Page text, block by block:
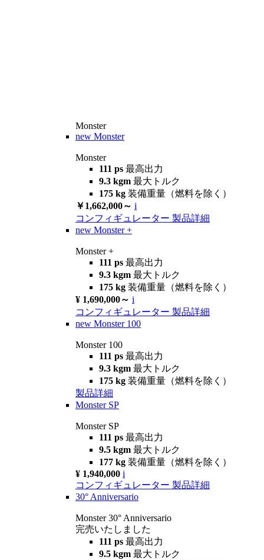
Monster
new Monster
Monster
111 ps 最高出力
9.3 kgm 最大トルク
175 kg 装備重量（燃料を除く）
￥1,662,000～ i
コンフィギュレーター 製品詳細
new Monster +
Monster +
111 ps 最高出力
9.3 kgm 最大トルク
175 kg 装備重量（燃料を除く）
¥ 1,690,000～ i
コンフィギュレーター 製品詳細
new Monster 100
Monster 100
111 ps 最高出力
9.3 kgm 最大トルク
175 kg 装備重量（燃料を除く）
製品詳細
Monster SP
Monster SP
111 ps 最高出力
9.5 kgm 最大トルク
177 kg 装備重量（燃料を除く）
¥ 1,940,000 i
コンフィギュレーター 製品詳細
30° Anniversario
Monster 30° Anniversario
完売いたしました
111 ps 最高出力
9.5 kgm 最大トルク